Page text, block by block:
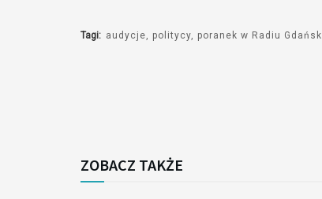
Tagi: audycje politycy poranek w Radiu Gdańsk
ZOBACZ TAKŻE